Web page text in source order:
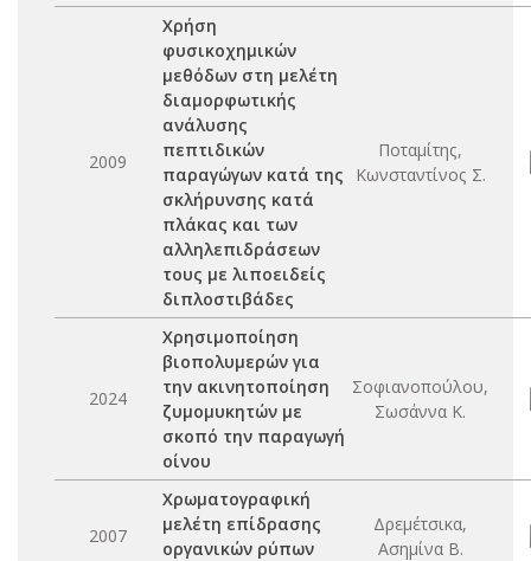
2009
Χρήση
φυσικοχημικών
μεθόδων στη μελέτη
διαμορφωτικής
ανάλυσης
πεπτιδικών
παραγώγων κατά της
σκλήρυνσης κατά
πλάκας και των
αλληλεπιδράσεων
τους με λιποειδείς
διπλοστιβάδες
Ποταμίτης,
Κωνσταντίνος Σ.
2024
Χρησιμοποίηση
βιοπολυμερών για
την ακινητοποίηση
ζυμομυκητών με
σκοπό την παραγωγή
οίνου
Σοφιανοπούλου,
Σωσάννα Κ.
2007
Χρωματογραφική
μελέτη επίδρασης
οργανικών ρύπων
Δρεμέτσικα,
Ασημίνα Β.